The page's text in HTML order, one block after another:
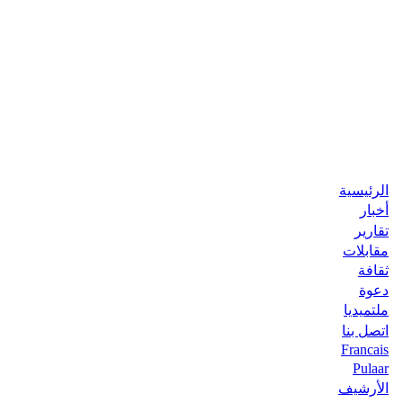
الرئيسية
أخبار
تقارير
مقابلات
ثقافة
دعوة
ملتميديا
اتصل بنا
Francais
Pulaar
الأرشيف